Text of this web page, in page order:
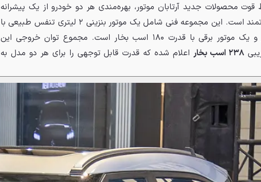
قوت محصولات جدید آرتابان موتور، بهره‌مندی هر دو خودرو از یک پیشرانه
هیبریدی کارآمد و قدرتمند است. این مجموعه فنی شامل یک موتور بنزینی ۲ لیتری تنفس طبیعی با
توان ۱۳۸ اسب بخار و یک موتور برقی با قدرت ۱۸۰ اسب بخار است. مجموع توان خروجی این
۲۳۸ اسب بخار
اعلام شده که قدرت قابل توجهی را برای هر دو مدل به